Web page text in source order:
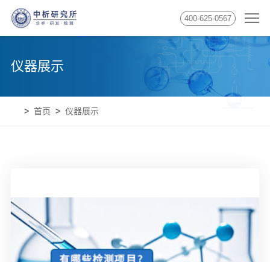
400-625-0567
仪器展示
首页 仪器展示